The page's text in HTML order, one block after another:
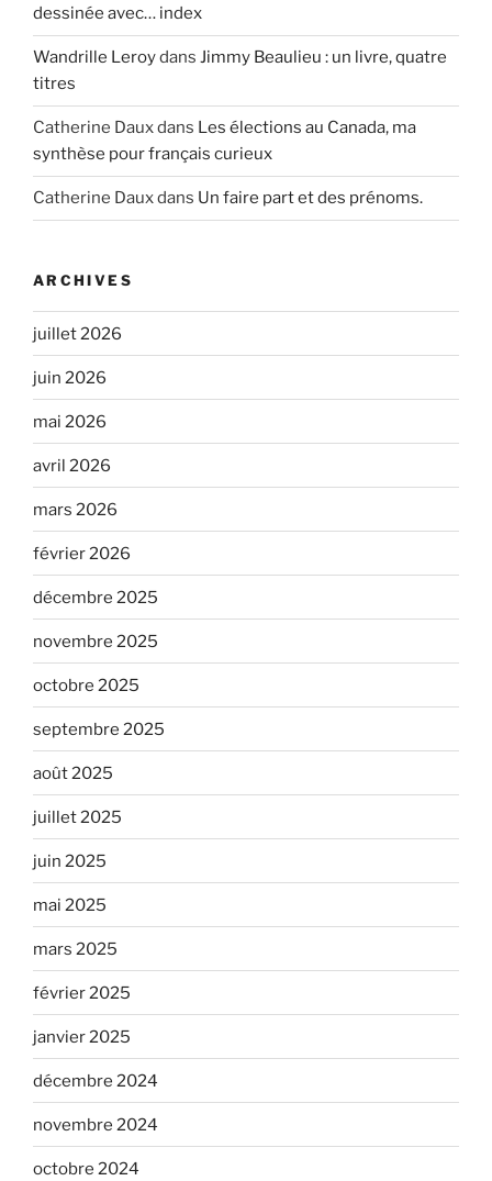
dessinée avec… index
Wandrille Leroydans Jimmy Beaulieu : un livre, quatre
titres
Catherine Dauxdans Les élections au Canada, ma
synthèse pour français curieux
Catherine Dauxdans Un faire part et des prénoms.
ARCHIVES
juillet 2026
juin 2026
mai 2026
avril 2026
mars 2026
février 2026
décembre 2025
novembre 2025
octobre 2025
septembre 2025
août 2025
juillet 2025
juin 2025
mai 2025
mars 2025
février 2025
janvier 2025
décembre 2024
novembre 2024
octobre 2024